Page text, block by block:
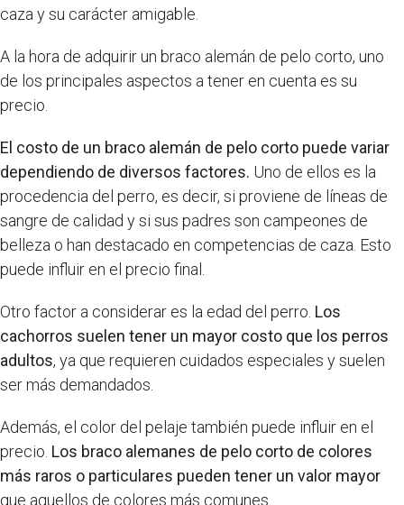
caza y su carácter amigable.
A la hora de adquirir un braco alemán de pelo corto, uno
de los principales aspectos a tener en cuenta es su
precio.
El costo de un braco alemán de pelo corto puede variar
dependiendo de diversos factores. Uno de ellos es la
procedencia del perro, es decir, si proviene de líneas de
sangre de calidad y si sus padres son campeones de
belleza o han destacado en competencias de caza. Esto
puede influir en el precio final.
Otro factor a considerar es la edad del perro. Los
cachorros suelen tener un mayor costo que los perros
adultos, ya que requieren cuidados especiales y suelen
ser más demandados.
Además, el color del pelaje también puede influir en el
precio. Los braco alemanes de pelo corto de colores
más raros o particulares pueden tener un valor mayor
que aquellos de colores más comunes.